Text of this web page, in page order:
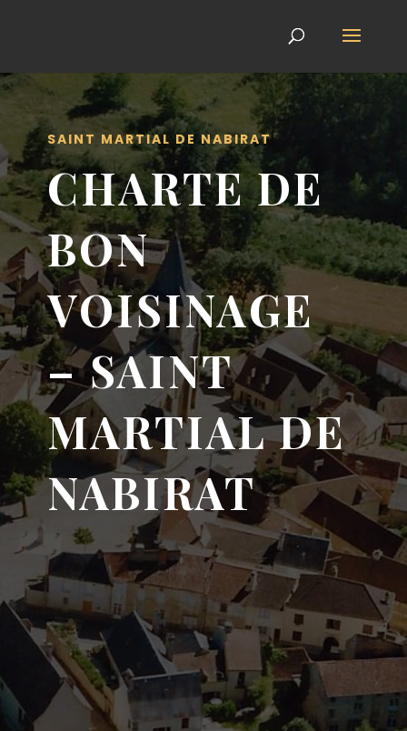
SAINT MARTIAL DE NABIRAT
CHARTE DE
BON
VOISINAGE
– SAINT
MARTIAL DE
NABIRAT